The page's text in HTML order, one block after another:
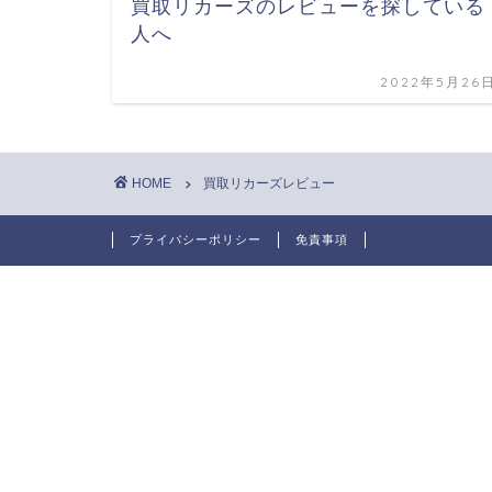
買取リカーズのレビューを探している
人へ
2022年5月26
HOME 買取リカーズレビュー
プライバシーポリシー 免責事項